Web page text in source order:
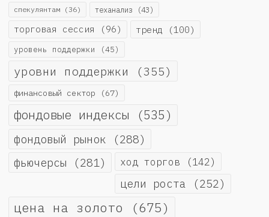
спекулянтам (36) теханализ (43)
торговая сессия (96) тренд (100)
уровень поддержки (45)
уровни поддержки (355)
финансовый сектор (67)
фондовые индексы (535)
фондовый рынок (288)
фьючерсы (281) ход торгов (142)
цели роста (252)
цена на золото (675)